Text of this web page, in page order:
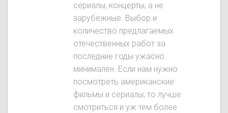
сериалы, концерты, а не
зарубежные. Выбор и
количество предлагаемых
отечественных работ за
последние годы ужасно
минимален. Если нам нужно
посмотреть американские
фильмы и сериалы, то лучше
смотриться и уж тем более